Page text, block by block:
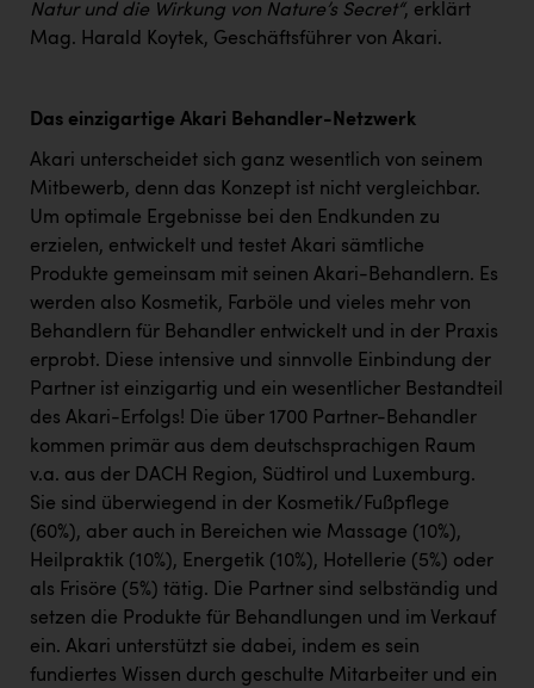
Dopgas
kontakt
Natur und die Wirkung von Nature’s Secret“, erklärt
Mag. Harald Koytek, Geschäftsführer von Akari.
Das einzigartige Akari Behandler-Netzwerk
Akari unterscheidet sich ganz wesentlich von seinem
Mitbewerb, denn das Konzept ist nicht vergleichbar.
Um optimale Ergebnisse bei den Endkunden zu
erzielen, entwickelt und testet Akari sämtliche
Produkte gemeinsam mit seinen Akari-Behandlern. Es
werden also Kosmetik, Farböle und vieles mehr von
Behandlern für Behandler entwickelt und in der Praxis
erprobt. Diese intensive und sinnvolle Einbindung der
Partner ist einzigartig und ein wesentlicher Bestandteil
des Akari-Erfolgs! Die über 1700 Partner-Behandler
kommen primär aus dem deutschsprachigen Raum
v.a. aus der DACH Region, Südtirol und Luxemburg.
Sie sind überwiegend in der Kosmetik/Fußpflege
(60%), aber auch in Bereichen wie Massage (10%),
Heilpraktik (10%), Energetik (10%), Hotellerie (5%) oder
als Frisöre (5%) tätig. Die Partner sind selbständig und
setzen die Produkte für Behandlungen und im Verkauf
ein. Akari unterstützt sie dabei, indem es sein
fundiertes Wissen durch geschulte Mitarbeiter und ein